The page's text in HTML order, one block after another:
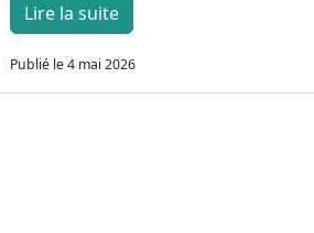
Lire la suite
Publié le 4 mai 2026